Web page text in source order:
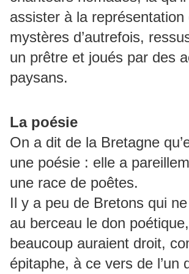
assister à la représentation
mystères d’autrefois,
un prêtre et joués par des
paysans.
La poésie
On a dit de la Bretagne
une poésie : elle a
une race de poêtes.
Il y a peu de Bretons qui
au berceau le don
beaucoup auraient droit,
épitaphe, à ce vers de l’un